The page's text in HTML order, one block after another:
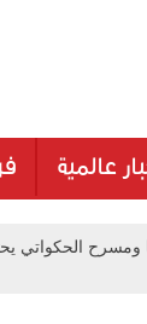
عالمية
الحكواتي